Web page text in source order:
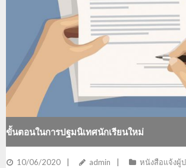
ขั้นตอนในการปฐมนิเทศนักเรียนใหม่
10/06/2020 admin หนังสือแจ้งผู้